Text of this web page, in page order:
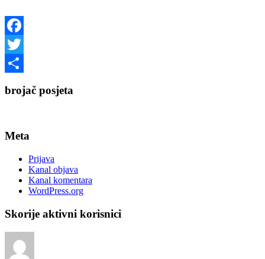
Facebook
Twitter
brojač posjeta
Meta
Prijava
Kanal objava
Kanal komentara
WordPress.org
Skorije aktivni korisnici